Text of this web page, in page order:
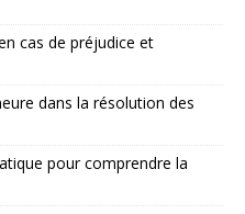
cas de préjudice et
dans la résolution des
pour comprendre la